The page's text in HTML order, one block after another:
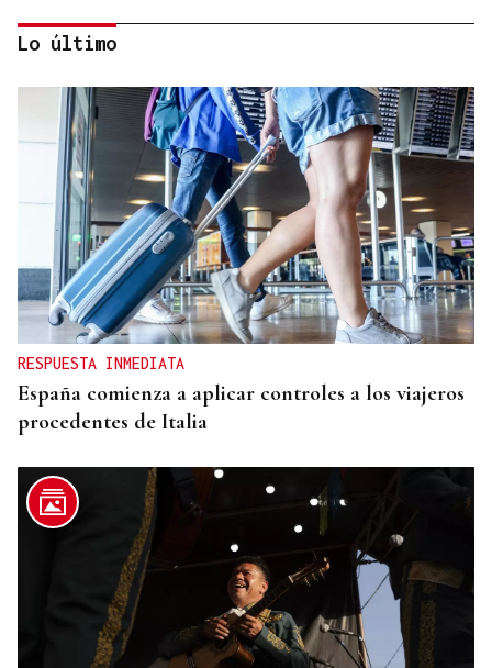
RESOLUCIÓN DEL TRIBUNAL
El Concello de Ourense, sitiado tras caer la
adjudicación del autobús
Lo último
RESPUESTA INMEDIATA
España comienza a aplicar controles a los viajeros
procedentes de Italia